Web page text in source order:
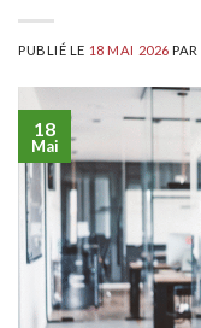
PUBLIÉ LE 18 MAI 2026 PAR
18
Mai